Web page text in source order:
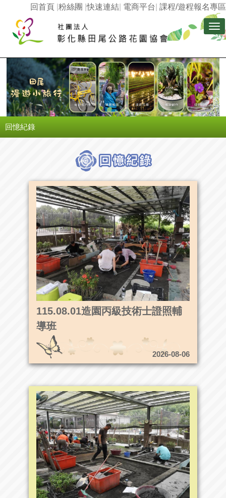
課程/遊程報名專區
電商平台
快速連結
粉絲團 |
回首頁
回憶紀錄
115.08.01造園丙級技術士證照輔
導班
2026-08-06